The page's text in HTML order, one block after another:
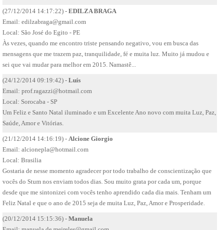
(27/12/2014 14:17:22) - EDILZA BRAGA
Email: edilzabraga@gmail.com
Local: São José do Egito - PE
Às vezes, quando me encontro triste pensando negativo, vou em busca das
mensagens que me trazem paz, tranquilidade, fé e muita luz. Muito já mudou e
sei que vai mudar para melhor em 2015. Namastê...
(24/12/2014 09:19:42) - Luís
Email: prof.ragazzi@hotmail.com
Local: Sorocaba - SP
Um Feliz e Santo Natal iluminado e um Excelente Ano novo com muita Luz, Paz,
Saúde, Amor e Vitórias.
(21/12/2014 14:16:19) - Alcione Giorgio
Email: alcionepla@hotmail.com
Local: Brasilia
Gostaria de nesse momento agradecer por todo trabalho de conscientização que
vocês do Stum nos enviam todos dias. Sou muito grata por cada um, porque
desde que me sintonizei com vocês tenho aprendido cada dia mais. Tenham um
Feliz Natal e que o ano de 2015 seja de muita Luz, Paz, Amor e Prosperidade.
(20/12/2014 15:15:36) - Manuela